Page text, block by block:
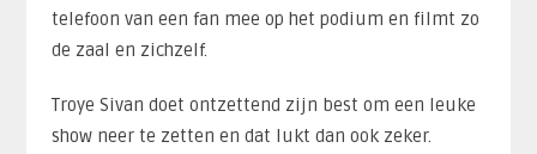
telefoon van een fan mee op het podium en filmt zo
de zaal en zichzelf.
Troye Sivan doet ontzettend zijn best om een leuke
show neer te zetten en dat lukt dan ook zeker.